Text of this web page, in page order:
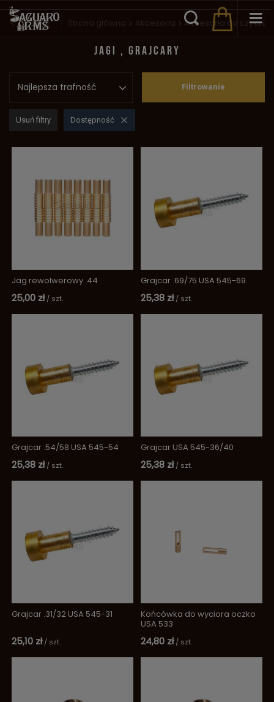
Wstecz Strona główna Akcesoria Akcesoria do
JAGI , GRAJCARY
Najlepsza trafność Filtrowanie
Usuń filtry Dostępność
Jag rewolwerowy .44
25,00 zł / szt.
Grajcar .69/75 USA 545-69
25,38 zł / szt.
Grajcar .54/58 USA 545-54
25,38 zł / szt.
Grajcar USA 545-36/40
25,38 zł / szt.
Grajcar .31/32 USA 545-31
25,10 zł / szt.
Końcówka do wyciora oczko
USA 533
24,80 zł / szt.